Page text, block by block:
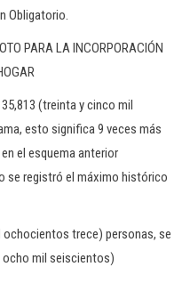
Obligatorio.
PARA LA INCORPORACIÓN
(treinta y cinco mil
esto significa 9 veces más
el esquema anterior
se registró el máximo histórico
trece) personas, se
ocho mil seiscientos)